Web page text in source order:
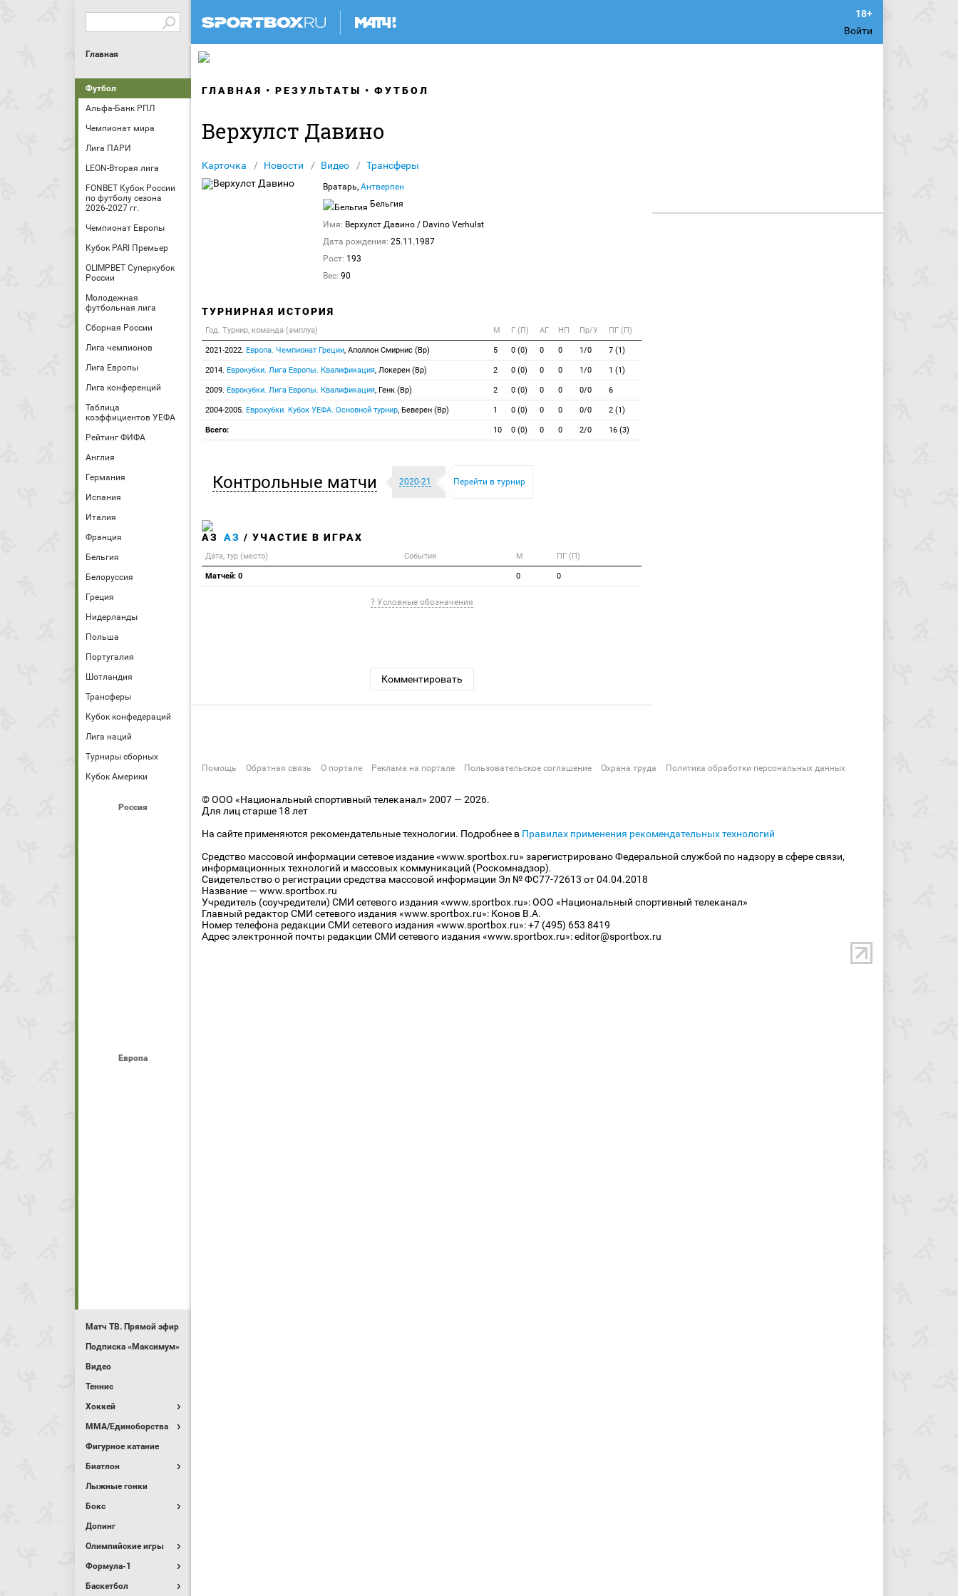
Войти
Главная
Футбол
Альфа-Банк РПЛ
Чемпионат мира
Лига ПАРИ
LEON-Вторая лига
FONBET Кубок России
по футболу сезона
2026-2027 гг.
Чемпионат Европы
Кубок PARI Премьер
OLIMPBET Суперкубок
России
Молодежная
футбольная лига
Сборная России
Лига чемпионов
Лига Европы
Лига конференций
Таблица
коэффициентов УЕФА
Рейтинг ФИФА
Англия
Германия
Испания
Италия
Франция
Бельгия
Белоруссия
Греция
Нидерланды
Польша
Португалия
Шотландия
Трансферы
Кубок конфедераций
Лига наций
Турниры сборных
Кубок Америки
Россия
Европа
Матч ТВ. Прямой эфир
Подписка «Максимум»
Видео
Теннис
Хоккей
MMA/Единоборства
Фигурное катание
Биатлон
Лыжные гонки
Бокс
Допинг
Олимпийские игры
Формула-1
Баскетбол
ГЛАВНАЯ РЕЗУЛЬТАТЫ ФУТБОЛ
Верхулст Давино
Карточка Новости Видео Трансферы
Вратарь, Антверпен
Бельгия
Имя: Верхулст Давино / Davino Verhulst
Дата рождения: 25.11.1987
Рост: 193
Вес: 90
ТУРНИРНАЯ ИСТОРИЯ
Год. Турнир, команда (амплуа) М Г (П) АГ НП Пр/У ПГ (П)
2021-2022. Европа. Чемпионат Греции, Аполлон Смирнис (Вр) 5 0 (0) 0 0 1/0 7 (1)
2014. Еврокубки. Лига Европы. Квалификация, Локерен (Вр) 2 0 (0) 0 0 1/0 1 (1)
2009. Еврокубки. Лига Европы. Квалификация, Генк (Вр) 2 0 (0) 0 0 0/0 6
2004-2005. Еврокубки. Кубок УЕФА. Основной турнир, Беверен (Вр) 1 0 (0) 0 0 0/0 2 (1)
Всего: 10 0 (0) 0 0 2/0 16 (3)
Контрольные матчи 2020-21 Перейти в турнир
АЗ / УЧАСТИЕ В ИГРАХ
Дата, тур (место) События М ПГ (П)
Матчей: 0 0 0
? Условные обозначения
Комментировать
Помощь Обратная связь О портале Реклама на портале Пользовательское соглашение Охрана труда Политика обработки персональных данных
© ООО «Национальный спортивный телеканал» 2007 — 2026.
Для лиц старше 18 лет
На сайте применяются рекомендательные технологии. Подробнее в Правилах применения рекомендательных технологий
Средство массовой информации сетевое издание «www.sportbox.ru» зарегистрировано Федеральной службой по надзору в сфере связи,
информационных технологий и массовых коммуникаций (Роскомнадзор).
Свидетельство о регистрации средства массовой информации Эл № ФС77-72613 от 04.04.2018
Название — www.sportbox.ru
Учредитель (соучредители) СМИ сетевого издания «www.sportbox.ru»: ООО «Национальный спортивный телеканал»
Главный редактор СМИ сетевого издания «www.sportbox.ru»: Конов В.А.
Номер телефона редакции СМИ сетевого издания «www.sportbox.ru»: +7 (495) 653 8419
Адрес электронной почты редакции СМИ сетевого издания «www.sportbox.ru»: editor@sportbox.ru